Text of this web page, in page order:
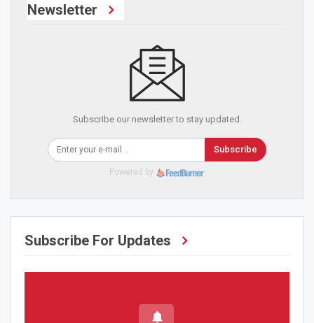
Newsletter
Subscribe our newsletter to stay updated.
Subscribe
Powered by
Subscribe For Updates